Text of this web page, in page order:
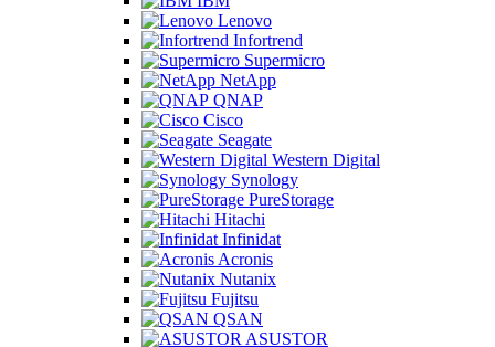
Lenovo
Infortrend
Supermicro
NetApp
QNAP
Cisco
Seagate
Western Digital
Synology
PureStorage
Hitachi
Infinidat
Acronis
Nutanix
Fujitsu
QSAN
ASUSTOR